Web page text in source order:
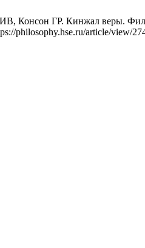
Консон ГР. Кинжал веры.
philosophy.hse.ru/article/view/